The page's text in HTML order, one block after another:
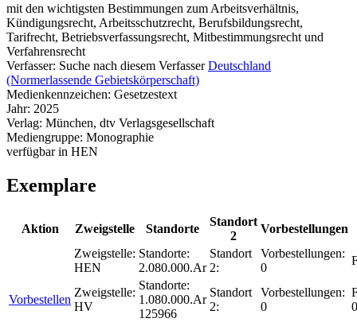
mit den wichtigsten Bestimmungen zum Arbeitsverhältnis,
Kündigungsrecht, Arbeitsschutzrecht, Berufsbildungsrecht,
Tarifrecht, Betriebsverfassungsrecht, Mitbestimmungsrecht und
Verfahrensrecht
Verfasser: Suche nach diesem Verfasser Deutschland
(Normerlassende Gebietskörperschaft)
Medienkennzeichen: Gesetzestext
Jahr: 2025
Verlag: München, dtv Verlagsgesellschaft
Mediengruppe: Monographie
verfügbar in HEN
Exemplare
Aktion Zweigstelle Standorte
Standort
2
Vorbestellungen
Zweigstelle:
HEN
Standorte:
2.080.000.Ar
Standort
2:
Vorbestellungen:
0
Vorbestellen
Zweigstelle:
HV
Standorte:
1.080.000.Ar
125966
Standort
2:
Vorbestellungen:
0